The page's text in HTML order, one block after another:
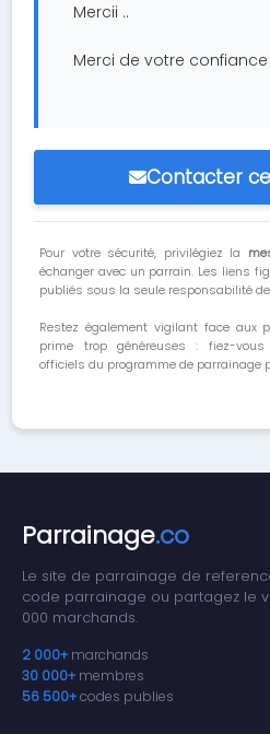
Mercii ..
Merci de votre confiance
Contacter
Pour votre sécurité, privilégiez la
échanger avec un parrain. Les liens
publiés sous la seule responsabilité
Restez également vigilant face aux
prime trop généreuses : fiez-
officiels du programme de parrainage
Parrainage.co
Le site de parrainage de
code parrainage ou partagez le
000 marchands.
2 000+ marchands
30 000+ membres
56 500+codes publies